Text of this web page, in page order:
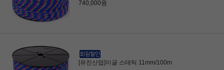
740,000원
[유진산업]이글 스태틱 11mm/100m